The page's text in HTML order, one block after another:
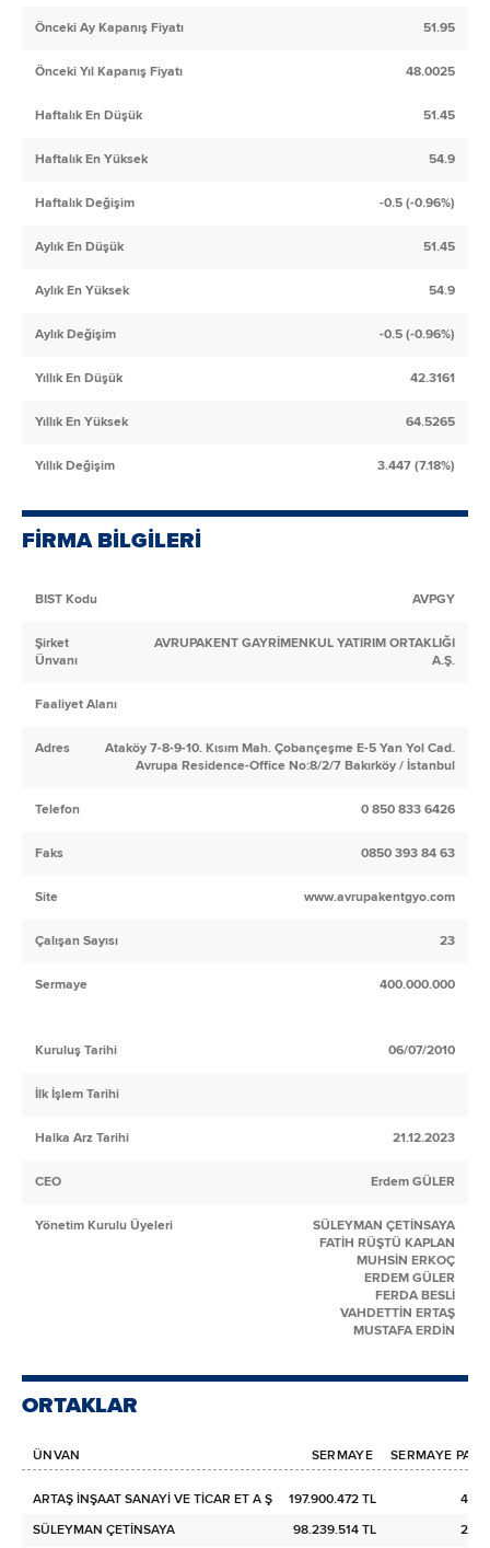
Önceki Ay Kapanış Fiyatı 51.95
Önceki Yıl Kapanış Fiyatı 48.0025
Haftalık En Düşük 51.45
Haftalık En Yüksek 54.9
Haftalık Değişim -0.5 (-0.96%)
Aylık En Düşük 51.45
Aylık En Yüksek 54.9
Aylık Değişim -0.5 (-0.96%)
Yıllık En Düşük 42.3161
Yıllık En Yüksek 64.5265
Yıllık Değişim 3.447 (7.18%)
FİRMA BİLGİLERİ
BIST Kodu AVPGY
Şirket
Ünvanı
AVRUPAKENT GAYRİMENKUL YATIRIM ORTAKLIĞI
A.Ş.
Faaliyet Alanı
Adres
Ataköy 7-8-9-10. Kısım Mah. Çobançeşme E-5 Yan Yol Cad.
Avrupa Residence-Office No:8/2/7 Bakırköy / İstanbul
Telefon 0 850 833 6426
Faks 0850 393 84 63
Site www.avrupakentgyo.com
Çalışan Sayısı 23
Sermaye 400.000.000
Kuruluş Tarihi 06/07/2010
İlk İşlem Tarihi
Halka Arz Tarihi 21.12.2023
CEO Erdem GÜLER
Yönetim Kurulu Üyeleri
SÜLEYMAN ÇETİNSAYA
FATİH RÜŞTÜ KAPLAN
MUHSİN ERKOÇ
ERDEM GÜLER
FERDA BESLİ
VAHDETTİN ERTAŞ
MUSTAFA ERDİN
ORTAKLAR
ÜNVAN SERMAYE SERMAYE PAYI
ARTAŞ İNŞAAT SANAYİ VE TİCAR ET A Ş 197.900.472 TL
SÜLEYMAN ÇETİNSAYA
98.239.514 TL